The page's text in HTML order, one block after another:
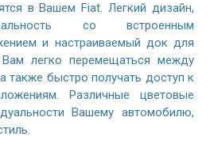
в Вашем Fiat. Легкий дизайн,
со встроенным
и настраиваемый док для
легко перемещаться между
также быстро получать доступ к
Различные цветовые
Вашему автомобилю,